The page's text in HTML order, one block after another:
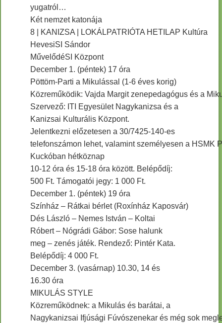
yugatról…
Két nemzet katonája
8 | KANIZSA | LOKÁLPATRIÓTA HETILAP Kultúra
HevesiSI Sándor
MűvelődéSI Központ
December 1. (péntek) 17 óra
Pöttöm-Parti a Mikulással (1-6 éves korig)
Közreműködik: Vajda Margit zenepedagógus és a
Szervező: ITI Egyesület Nagykanizsa és a
Kanizsai Kulturális Központ.
Jelentkezni előzetesen a 30/7425-140-es
telefonszámon lehet, valamint személyesen a HSMK
Kuckóban hétköznap
10-12 óra és 15-18 óra között. Belépődíj:
500 Ft. Támogatói jegy: 1 000 Ft.
December 1. (péntek) 19 óra
Színház – Rátkai bérlet (Roxínház Kaposvár)
Dés László – Nemes István – Koltai
Róbert – Nógrádi Gábor: Sose halunk
meg – zenés játék. Rendező: Pintér Kata.
Belépődíj: 4 000 Ft.
December 3. (vasárnap) 10.30, 14 és
16.30 óra
MIKULÁS STYLE
Közreműködnek: a Mikulás és barátai, a
Nagykanizsai Ifjúsági Fúvószenekar és még sok